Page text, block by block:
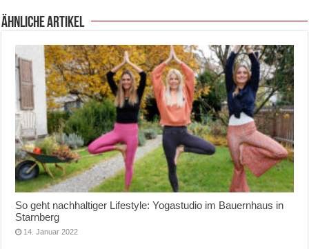
ähnliche Artikel
So geht nachhaltiger Lifestyle: Yogastudio im Bauernhaus in
Starnberg
14. Januar 2022